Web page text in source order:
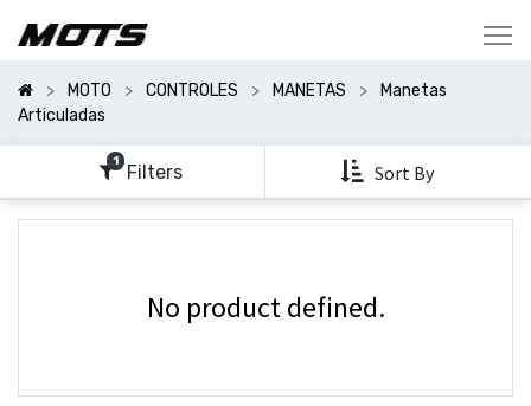
MOTO CONTROLES MANETAS
Manetas
Articuladas
1 Filters Sort By
Categorías
Mostrar
Opciones
No product defined.